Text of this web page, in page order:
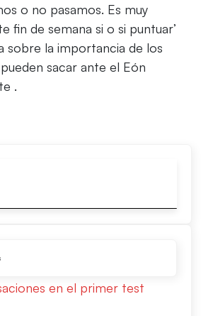
o no pasamos. Es muy
fin de semana si o si puntuar’
sobre la importancia de los
sacar ante el Eón
.
en el primer test